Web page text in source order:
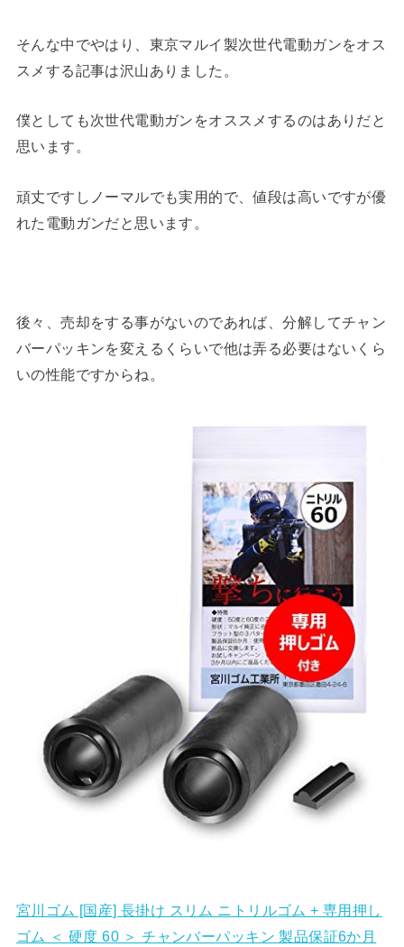
そんな中でやはり、東京マルイ製次世代電動ガンをオス
スメする記事は沢山ありました。
僕としても次世代電動ガンをオススメするのはありだと
思います。
頑丈ですしノーマルでも実用的で、値段は高いですが優
れた電動ガンだと思います。
後々、売却をする事がないのであれば、分解してチャン
バーパッキンを変えるくらいで他は弄る必要はないくら
いの性能ですからね。
宮川ゴム [国産] 長掛け スリム ニトリルゴム + 専用押し
ゴム ＜ 硬度 60 ＞ チャンバーパッキン 製品保証6か月